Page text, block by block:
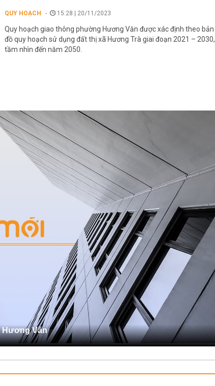
QUY HOẠCH 15:28 | 20/11/2023
Quy hoạch giao thông phường Hương Văn được xác định theo bản
đồ quy hoạch sử dụng đất thị xã Hương Trà giai đoạn 2021 – 2030,
tầm nhìn đến năm 2050.
Hương Văn